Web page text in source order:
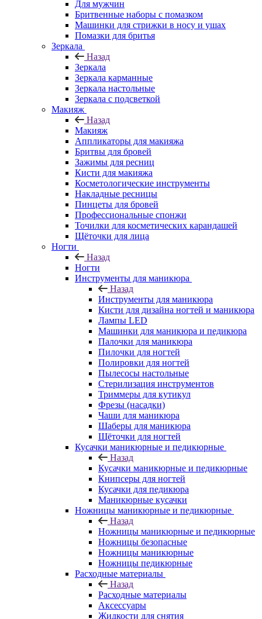
Для мужчин
Бритвенные наборы с помазком
Машинки для стрижки в носу и ушах
Помазки для бритья
Зеркала
Назад
Зеркала
Зеркала карманные
Зеркала настольные
Зеркала с подсветкой
Макияж
Назад
Макияж
Аппликаторы для макияжа
Бритвы для бровей
Зажимы для ресниц
Кисти для макияжа
Косметологические инструменты
Накладные ресницы
Пинцеты для бровей
Профессиональные спонжи
Точилки для косметических карандашей
Щёточки для лица
Ногти
Назад
Ногти
Инструменты для маникюра
Назад
Инструменты для маникюра
Кисти для дизайна ногтей и маникюра
Лампы LED
Машинки для маникюра и педикюра
Палочки для маникюра
Пилочки для ногтей
Полировки для ногтей
Пылесосы настольные
Стерилизация инструментов
Триммеры для кутикул
Фрезы (насадки)
Чаши для маникюра
Шаберы для маникюра
Щёточки для ногтей
Кусачки маникюрные и педикюрные
Назад
Кусачки маникюрные и педикюрные
Книпсеры для ногтей
Кусачки для педикюра
Маникюрные кусачки
Ножницы маникюрные и педикюрные
Назад
Ножницы маникюрные и педикюрные
Ножницы безопасные
Ножницы маникюрные
Ножницы педикюрные
Расходные материалы
Назад
Расходные материалы
Аксессуары
Жидкости для снятия